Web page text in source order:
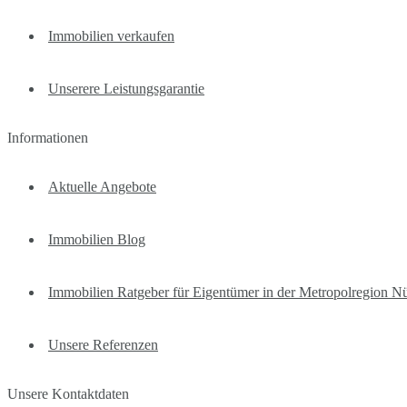
Immobilien verkaufen
Unserere Leistungsgarantie
Informationen
Aktuelle Angebote
Immobilien Blog
Immobilien Ratgeber für Eigentümer in der Metropolregion
Unsere Referenzen
Unsere Kontaktdaten